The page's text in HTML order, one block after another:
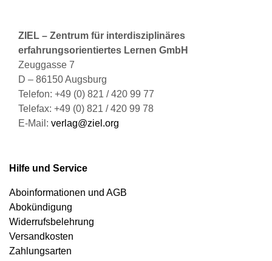
ZIEL – Zentrum für interdisziplinäres
erfahrungsorientiertes Lernen GmbH
Zeuggasse 7
D – 86150 Augsburg
Telefon: +49 (0) 821 / 420 99 77
Telefax: +49 (0) 821 / 420 99 78
E-Mail: verlag@ziel.org
Hilfe und Service
Aboinformationen und AGB
Abokündigung
Widerrufsbelehrung
Versandkosten
Zahlungsarten